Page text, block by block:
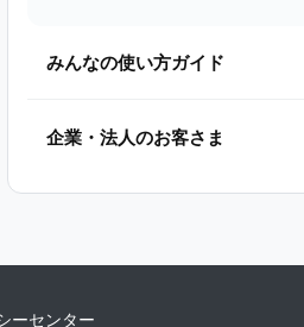
みんなの使い方ガイド
企業・法人のお客さま
ーセンター